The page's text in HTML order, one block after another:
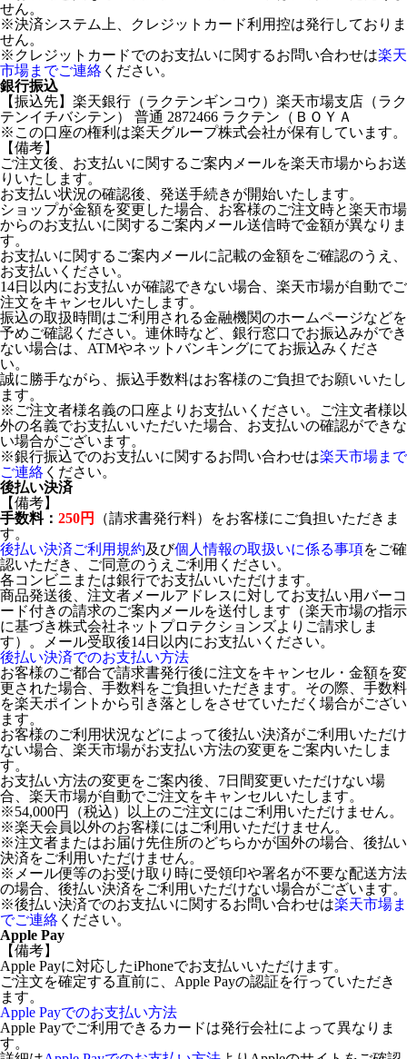
せん。
※決済システム上、クレジットカード利用控は発行しておりま
せん。
※クレジットカードでのお支払いに関するお問い合わせは楽天
市場までご連絡 ください。
銀行振込
【振込先】楽天銀行（ラクテンギンコウ）楽天市場支店（ラク
テンイチバシテン） 普通 2872466 ラクテン（ＢＯＹＡ
※この口座の権利は楽天グループ株式会社が保有しています。
【備考】
ご注文後、お支払いに関するご案内メールを楽天市場からお送
りいたします。
お支払い状況の確認後、発送手続きが開始いたします。
ショップが金額を変更した場合、お客様のご注文時と楽天市場
からのお支払いに関するご案内メール送信時で金額が異なりま
す。
お支払いに関するご案内メールに記載の金額をご確認のうえ、
お支払いください。
14日以内にお支払いが確認できない場合、楽天市場が自動でご
注文をキャンセルいたします。
振込の取扱時間はご利用される金融機関のホームページなどを
予めご確認ください。連休時など、銀行窓口でお振込みができ
ない場合は、ATMやネットバンキングにてお振込みくださ
い。
誠に勝手ながら、振込手数料はお客様のご負担でお願いいたし
ます。
※ご注文者様名義の口座よりお支払いください。ご注文者様以
外の名義でお支払いいただいた場合、お支払いの確認ができな
い場合がございます。
※銀行振込でのお支払いに関するお問い合わせは楽天市場まで
ご連絡 ください。
後払い決済
【備考】
手数料： 250円
（請求書発行料）をお客様にご負担いただきま
す。
後払い決済ご利用規約及び個人情報の取扱いに係る事項をご確
認いただき、ご同意のうえご利用ください。
各コンビニまたは銀行でお支払いいただけます。
商品発送後、注文者メールアドレスに対してお支払い用バーコ
ード付きの請求のご案内メールを送付します（楽天市場の指示
に基づき株式会社ネットプロテクションズよりご請求しま
す）。メール受取後14日以内にお支払いください。
後払い決済でのお支払い方法
お客様のご都合で請求書発行後に注文をキャンセル・金額を変
更された場合、手数料をご負担いただきます。その際、手数料
を楽天ポイントから引き落としをさせていただく場合がござい
ます。
お客様のご利用状況などによって後払い決済がご利用いただけ
ない場合、楽天市場がお支払い方法の変更をご案内いたしま
す。
お支払い方法の変更をご案内後、7日間変更いただけない場
合、楽天市場が自動でご注文をキャンセルいたします。
※54,000円（税込）以上のご注文にはご利用いただけません。
※楽天会員以外のお客様にはご利用いただけません。
※注文者またはお届け先住所のどちらかが国外の場合、後払い
決済をご利用いただけません。
※メール便等のお受け取り時に受領印や署名が不要な配送方法
の場合、後払い決済をご利用いただけない場合がございます。
※後払い決済でのお支払いに関するお問い合わせは楽天市場ま
でご連絡 ください。
Apple Pay
【備考】
Apple Payに対応したiPhoneでお支払いいただけます。
ご注文を確定する直前に、Apple Payの認証を行っていただき
ます。
Apple Payでのお支払い方法
Apple Payでご利用できるカードは発行会社によって異なりま
す。